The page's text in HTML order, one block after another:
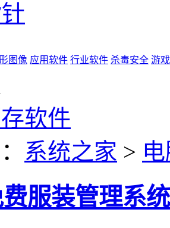
图像 应用软件 行业软件 杀毒安全 游
软件
系统之家 >
服装管理系